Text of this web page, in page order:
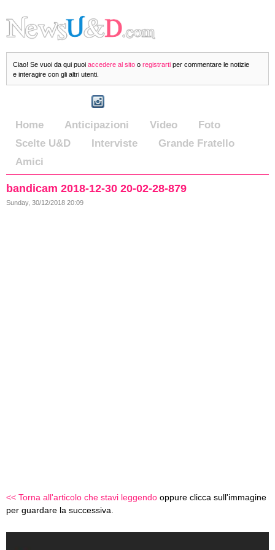
Ciao! Se vuoi da qui puoi accedere al sito o registrarti per commentare le notizie
e interagire con gli altri utenti.
Home Anticipazioni Video
Foto
Scelte U&D
Interviste
Grande Fratello
Amici
bandicam 2018-12-30 20-02-28-879
Sunday, 30/12/2018 20:09
<< Torna all'articolo che stavi leggendo oppure clicca sull'immagine
per guardare la successiva.